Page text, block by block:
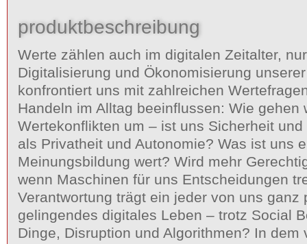
produktbeschreibung
Werte zählen auch im digitalen Zeitalter,
Digitalisierung und Ökonomisierung
konfrontiert uns mit zahlreichen
Handeln im Alltag beeinflussen: Wie gehen
Wertekonflikten um – ist uns Sicherheit
als Privatheit und Autonomie? Was ist uns
Meinungsbildung wert? Wird mehr
wenn Maschinen für uns Entscheidungen
Verantwortung trägt ein jeder von uns ganz
gelingendes digitales Leben – trotz Social
Dinge, Disruption und Algorithmen? In dem